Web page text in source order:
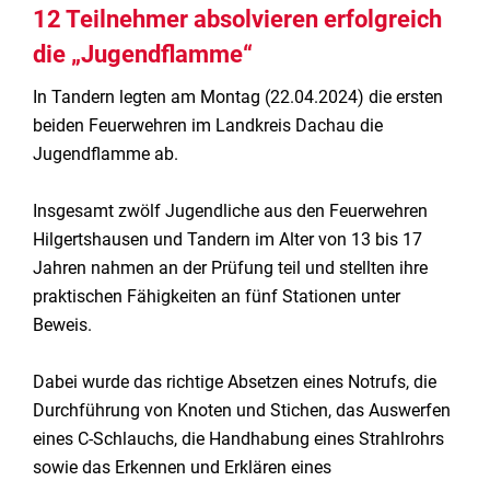
12 Teilnehmer absolvieren erfolgreich
die „Jugendflamme“
In Tandern legten am Montag (22.04.2024) die ersten
beiden Feuerwehren im Landkreis Dachau die
Jugendflamme ab.
Insgesamt zwölf Jugendliche aus den Feuerwehren
Hilgertshausen und Tandern im Alter von 13 bis 17
Jahren nahmen an der Prüfung teil und stellten ihre
praktischen Fähigkeiten an fünf Stationen unter
Beweis.
Dabei wurde das richtige Absetzen eines Notrufs, die
Durchführung von Knoten und Stichen, das Auswerfen
eines C-Schlauchs, die Handhabung eines Strahlrohrs
sowie das Erkennen und Erklären eines